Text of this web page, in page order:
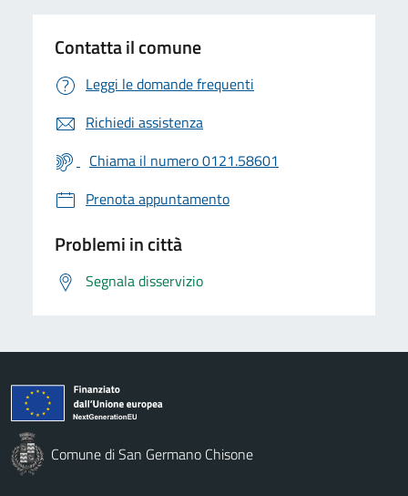
Contatta il comune
Leggi le domande frequenti
Richiedi assistenza
Chiama il numero 0121.58601
Prenota appuntamento
Problemi in città
Segnala disservizio
Comune di San Germano Chisone